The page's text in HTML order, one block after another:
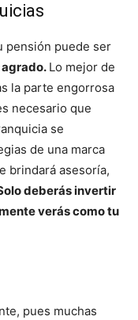
pensión puede ser
Lo mejor de
la parte engorrosa
necesario que
se
de una marca
brindará asesoría,
deberás invertir
verás como tu
pues muchas